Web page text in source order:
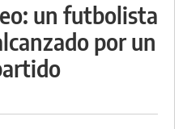
un futbolista
por un